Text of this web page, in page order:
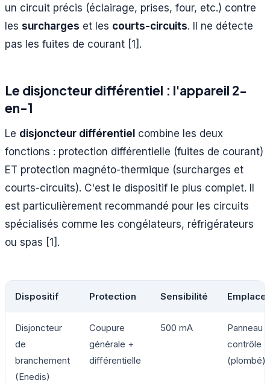
un circuit précis (éclairage, prises, four, etc.) contre
les surcharges et les courts-circuits. Il ne détecte
pas les fuites de courant [1].
Le disjoncteur différentiel : l'appareil 2-
en-1
Le disjoncteur différentiel combine les deux
fonctions : protection différentielle (fuites de courant)
ET protection magnéto-thermique (surcharges et
courts-circuits). C'est le dispositif le plus complet. Il
est particulièrement recommandé pour les circuits
spécialisés comme les congélateurs, réfrigérateurs
ou spas [1].
Dispositif Protection Sensibilité
Disjoncteur
de
branchement
(Enedis)
Coupure
générale +
différentielle
500 mA
Panneau
contrôle
(plombé)